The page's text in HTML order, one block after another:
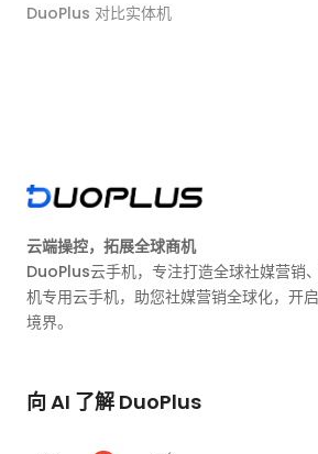
DuoPlus 对比实体机
云端操控，拓展全球商机
DuoPlus云手机，专注打造全球社媒营销
机专用云手机，助您社媒营销全球化，开
境界。
向 AI 了解 DuoPlus